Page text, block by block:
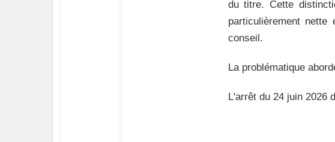
du titre. Cette
particulièrement nette
conseil.
La problématique
L'arrêt du 24 juin 2026